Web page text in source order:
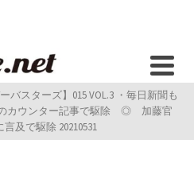
ーバスターズ】015 VOL.3 ・毎日新聞も
のカウンター記事で駆除 ◎ 加藤官
及で駆除 20210531